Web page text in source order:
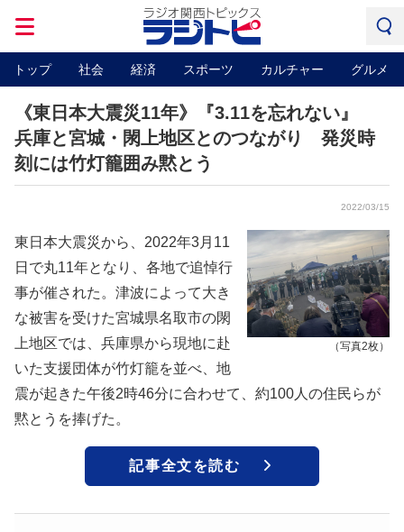
トップ 社会 経済 スポーツ カルチャー グルメ
《東日本大震災11年》『3.11を忘れない』
兵庫と宮城・閖上地区とのつながり 発災時
刻には竹灯籠囲み黙とう
2022/03/15
（写真2枚）
東日本大震災から、2022年3月11
日で丸11年となり、各地で追悼行
事が催された。津波によって大き
な被害を受けた宮城県名取市の閖
上地区では、兵庫県から現地に赴
いた支援団体が竹灯籠を並べ、地
震が起きた午後2時46分に合わせて、約100人の住民らが
黙とうを捧げた。
記事全文を読む